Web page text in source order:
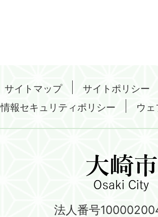
サイトマップ
サイトポリシー
情報セキュリティポリシー
ウ
法人番号